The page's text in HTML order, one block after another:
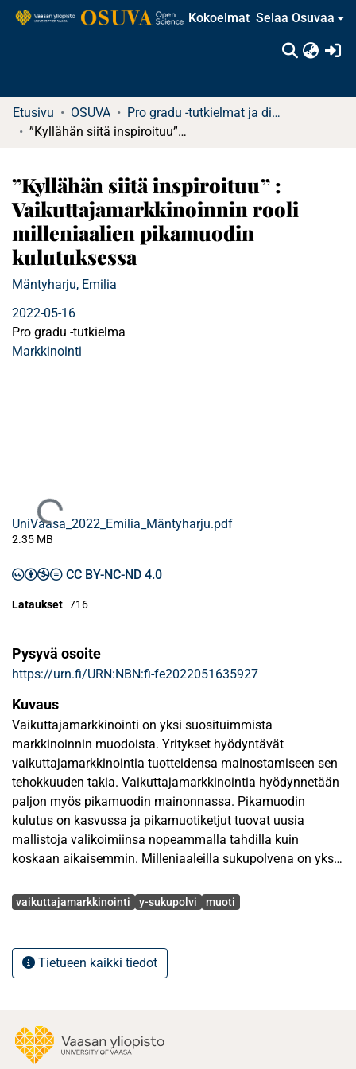
Kokoelmat Selaa Osuvaa
Etusivu OSUVA
Pro gradu -tutkielmat ja diplomityöt
”Kyllähän siitä inspiroituu” : Vaikuttajamarkkinoinnin rooli milleniaalien pikamuodin kulutuksessa
”Kyllähän siitä inspiroituu” :
Vaikuttajamarkkinoinnin rooli
milleniaalien pikamuodin
kulutuksessa
Mäntyharju, Emilia
2022-05-16
Pro gradu -tutkielma
Markkinointi
Ladataan...
UniVaasa_2022_Emilia_Mäntyharju.pdf
2.35 MB
CC BY-NC-ND 4.0
Lataukset 716
Pysyvä osoite
https://urn.fi/URN:NBN:fi-fe2022051635927
Kuvaus
Vaikuttajamarkkinointi on yksi suosituimmista
markkinoinnin muodoista. Yritykset hyödyntävät
vaikuttajamarkkinointia tuotteidensa mainostamiseen sen
tehokkuuden takia. Vaikuttajamarkkinointia hyödynnetään
paljon myös pikamuodin mainonnassa. Pikamuodin
kulutus on kasvussa ja pikamuotiketjut tuovat uusia
mallistoja valikoimiinsa nopeammalla tahdilla kuin
koskaan aikaisemmin. Milleniaaleilla sukupolvena on yksi
pikamuoti vaikuttavat milleniaalien
suhtautumisestaan pikamuodin mainontaan
vaikuttajamarkkinoinnin avulla. Tätä tutkimusta
vastuullisempaan suuntaan, mutta silti pikamuodin
kulutus lisääntyy jatkuvasti. Tämän tutkimuksen
Avainsanat
vaikuttajamarkkinointi y-sukupolvi muoti
Tietueen kaikki tiedot